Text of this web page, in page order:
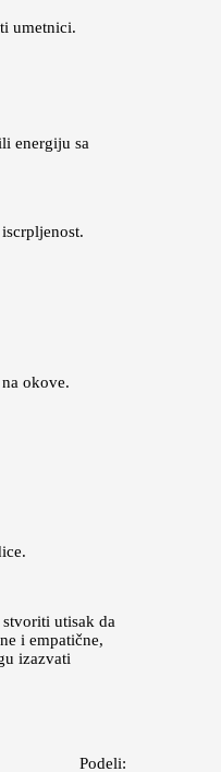
umetnici.
energiju sa
okove.
utisak da
i empatične,
izazvati
Podeli: